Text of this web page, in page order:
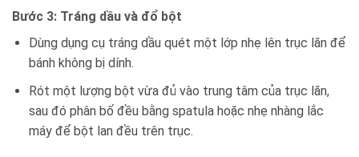
Bước 3: Tráng dầu và đổ bột
Dùng dụng cụ tráng dầu quét một lớp nhẹ lên trục lăn để
bánh không bị dính.
Rót một lượng bột vừa đủ vào trung tâm của trục lăn,
sau đó phân bố đều bằng spatula hoặc nhẹ nhàng lắc
máy để bột lan đều trên trục.